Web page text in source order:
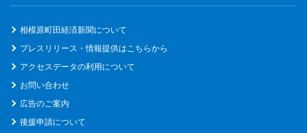
相模原町田経済新聞について
プレスリリース・情報提供はこちらから
アクセスデータの利用について
お問い合わせ
広告のご案内
後援申請について